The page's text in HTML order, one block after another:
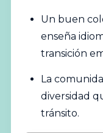
Un buen
enseña
transición
La
diversidad
tránsito.